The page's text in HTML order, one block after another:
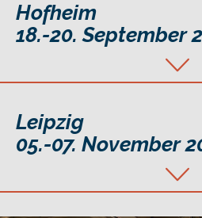
Hofheim
18.-20. September
Leipzig
05.-07. November